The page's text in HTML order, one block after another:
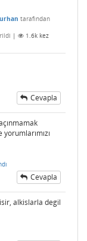
tarafından
| 1.6k kez
Cevapla
Cevapla
alkislarla degil